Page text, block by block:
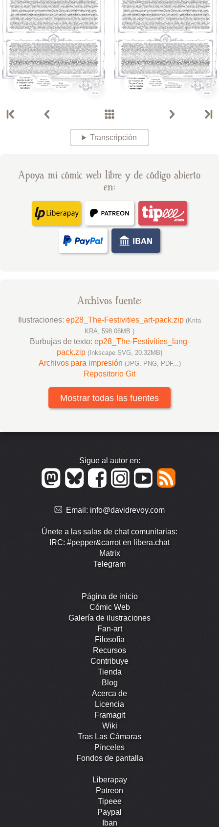
Transcripción
Apoya mi cómic web libre y de código abierto
en:
Archivos fuente:
Ilustraciones: ep28_The-Festivities_art-pack.zip (Krita
KRA, 598.06MB )
Burbujas de texto: ep28_The-Festivities_lang-
pack.zip (Inkscape SVG, 20.32MB)
Archivos para impresión (JPG, PNG, PDF...)
Repositorio Git
Mostrar todas las fuentes
Sigue al autor en:
Email: info@davidrevoy.com
Únete a las salas de chat comunitarias:
IRC: #pepper&carrot en libera.chat
Matrix
Telegram
Página de inicio
Cómic Web
Galería de ilustraciones
Fan-art
Filosofía
Recursos
Contribuye
Tienda
Blog
Acerca de
Licencia
Framagit
Wiki
Tras Las Cámaras
Pínceles
Fondos de pantalla
Liberapay
Patreon
Tipeee
Paypal
Iban